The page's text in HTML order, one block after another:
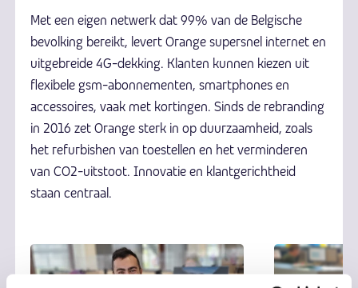
Met een eigen netwerk dat 99% van de Belgische
bevolking bereikt, levert Orange supersnel internet en
uitgebreide 4G-dekking. Klanten kunnen kiezen uit
flexibele gsm-abonnementen, smartphones en
accessoires, vaak met kortingen. Sinds de rebranding
in 2016 zet Orange sterk in op duurzaamheid, zoals
het refurbishen van toestellen en het verminderen
van CO2-uitstoot. Innovatie en klantgerichtheid
staan centraal.